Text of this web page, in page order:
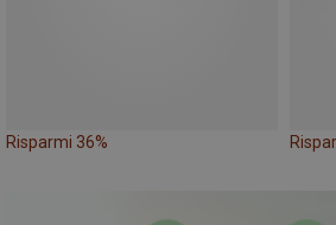
Risparmi 36%